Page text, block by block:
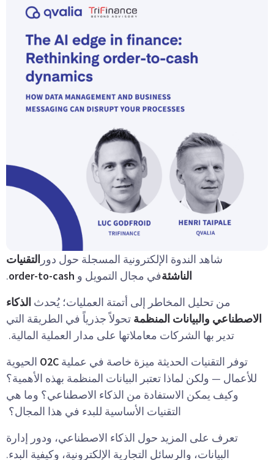
شاهد الندوة الإلكترونية المسجلة حول دورالتقنيات
الناشئةفي مجال التمويل وorder-to-cash
.
من تحليل المخاطر إلى أتمتة العمليات؛ يُحدثالذكاء
الاصطناعي والبيانات المنظمةتحولاً جذرياً في الطريقة التي
تدير بها الشركات معاملاتها على مدار العملية المالية.
توفر التقنيات الحديثة ميزة خاصة في عمليةO2Cالحيوية
للأعمال — ولكن لماذا تعتبر البيانات المنظمة بهذه الأهمية؟
وكيف يمكن الاستفادة من الذكاء الاصطناعي؟ وما هي
التقنيات الأساسية للبدء في هذا المجال؟
تعرف على المزيد حول الذكاء الاصطناعي، ودور إدارة
البيانات، والرسائل التجارية الإلكترونية، وكيفية البدء.